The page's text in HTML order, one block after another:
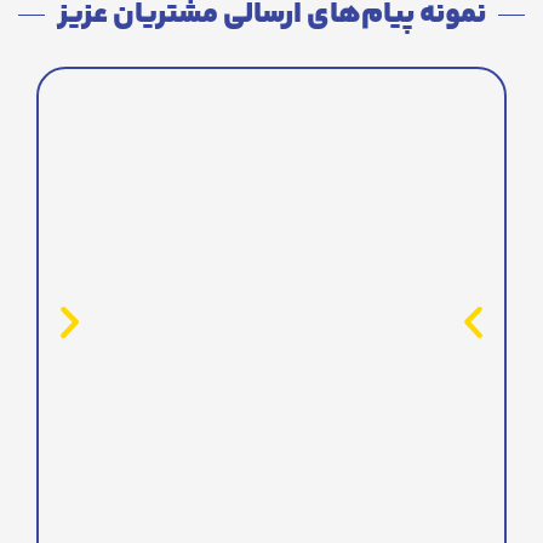
نمونه پیام‌های ارسالی مشتریان عزیز